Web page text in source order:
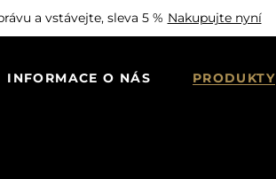
a vstávejte, sleva 5 % Nakupujte nyní
INFORMACE O NÁS PRODUKTY